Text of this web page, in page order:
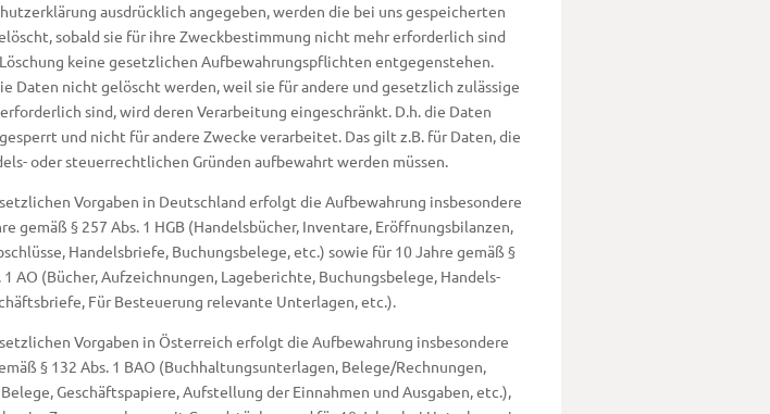
ausdrücklich angegeben, werden die bei uns gespeicherten
sobald sie für ihre Zweckbestimmung nicht mehr erforderlich sind
keine gesetzlichen Aufbewahrungspflichten entgegenstehen.
Daten nicht gelöscht werden, weil sie für andere und gesetzlich zulässige
sind, wird deren Verarbeitung eingeschränkt. D.h. die Daten
und nicht für andere Zwecke verarbeitet. Das gilt z.B. für Daten, die
oder steuerrechtlichen Gründen aufbewahrt werden müssen.
Vorgaben in Deutschland erfolgt die Aufbewahrung insbesondere
gemäß § 257 Abs. 1 HGB (Handelsbücher, Inventare, Eröffnungsbilanzen,
Handelsbriefe, Buchungsbelege, etc.) sowie für 10 Jahre gemäß §
1 AO (Bücher, Aufzeichnungen, Lageberichte, Buchungsbelege, Handels-
Für Besteuerung relevante Unterlagen, etc.).
Vorgaben in Österreich erfolgt die Aufbewahrung insbesondere
§ 132 Abs. 1 BAO (Buchhaltungsunterlagen, Belege/Rechnungen,
Geschäftspapiere, Aufstellung der Einnahmen und Ausgaben, etc.),